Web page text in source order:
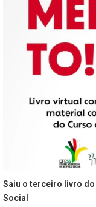
Saiu o terceiro livro
Social